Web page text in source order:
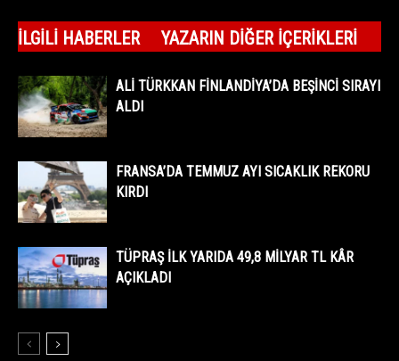
İLGILI HABERLER YAZARIN DIĞER İÇERIKLERI
ALİ TÜRKKAN FİNLANDİYA’DA BEŞİNCİ SIRAYI
ALDI
FRANSA’DA TEMMUZ AYI SICAKLIK REKORU
KIRDI
TÜPRAŞ İLK YARIDA 49,8 MİLYAR TL KÂR
AÇIKLADI